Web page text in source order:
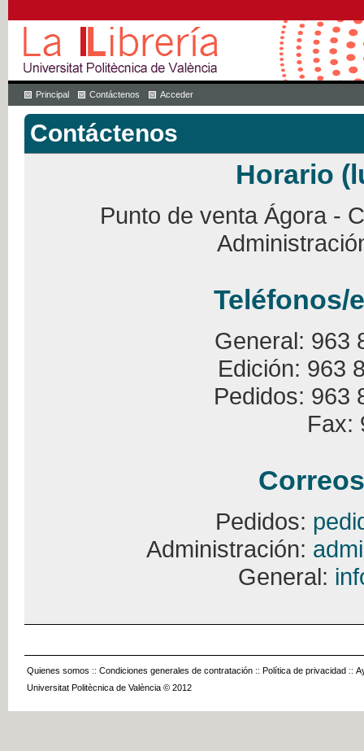
Principal Contáctenos Acceder
Contáctenos
Horario
Punto de venta Ágora -
Teléfonos/
General: 963
Edición: 963
Pedidos: 963
Fax:
Pedidos:
Administración:
General:
Quienes somos :: Condiciones generales de contratación :: Política de privacidad ::
Universitat Politècnica de València © 2012